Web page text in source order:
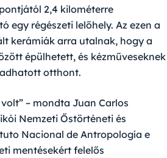
2,4 kilométerre
egy régészeti lelőhely. Az ezen a
kerámiák arra utalnak, hogy a
épülhetett, és kézműveseknek
otthont.
– mondta Juan Carlos
Nemzeti Őstörténeti és
Nacional de Antropología e
mentésekért felelős